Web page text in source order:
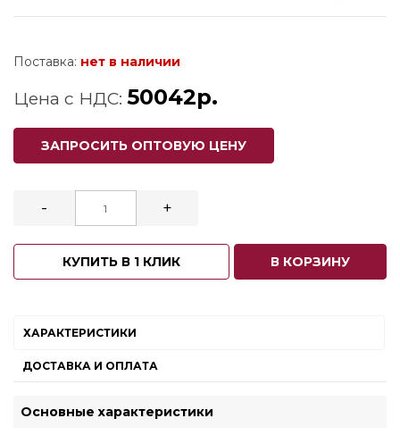
Поставка: нет в наличии
Цена с НДС: 50042р.
ЗАПРОСИТЬ ОПТОВУЮ ЦЕНУ
- +
КУПИТЬ В 1 КЛИК В КОРЗИНУ
ХАРАКТЕРИСТИКИ
ДОСТАВКА И ОПЛАТА
Основные характеристики